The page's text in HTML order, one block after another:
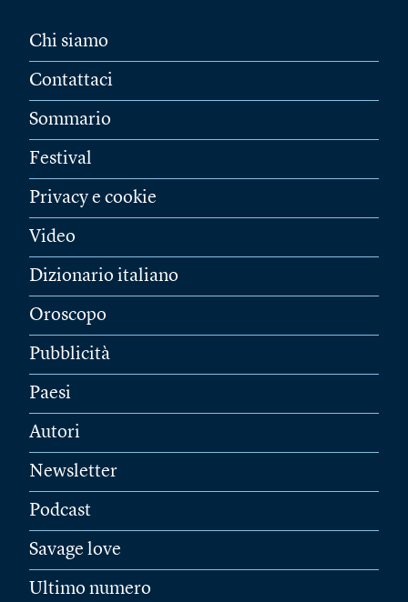
Chi siamo
Contattaci
Sommario
Festival
Privacy e cookie
Video
Dizionario italiano
Oroscopo
Pubblicità
Paesi
Autori
Newsletter
Podcast
Savage love
Ultimo numero